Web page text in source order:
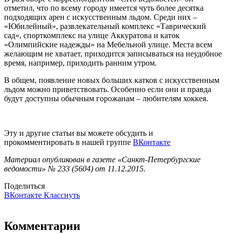
отметил, что по всему городу имеется чуть более десятка
подходящих арен с искусственным льдом. Среди них –
«Юбилейный», развлекательный комплекс «Таврический
сад», спорткомплекс на улице Аккуратова и каток
«Олимпийские надежды» на Мебельной улице. Места всем
желающим не хватает, приходится записываться на неудобное
время, например, приходить ранним утром.
В общем, появление новых больших катков с искусственным
льдом можно приветствовать. Особенно если они и правда
будут доступны обычным горожанам – любителям хоккея.
Эту и другие статьи вы можете обсудить и
прокомментировать в нашей группе ВКонтакте
Материал опубликован в газете «Санкт-Петербургские
ведомости» № 233 (5604) от 11.12.2015.
Поделиться
ВКонтакте Класснуть
Комментарии